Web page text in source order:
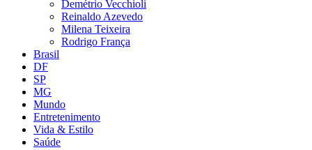
Demétrio Vecchioli
Reinaldo Azevedo
Milena Teixeira
Rodrigo França
Brasil
DF
SP
MG
Mundo
Entretenimento
Vida & Estilo
Saúde